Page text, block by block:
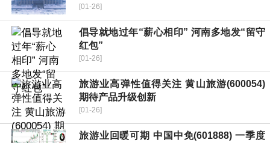
[01-26]
倡导就地过年“薪心相印” 河南多地发“留守
红包”
[01-26]
旅游业高弹性值得关注 黄山旅游(600054)
期待产品升级创新
[01-26]
旅游业回暖可期 中国中免(601888) 一季度